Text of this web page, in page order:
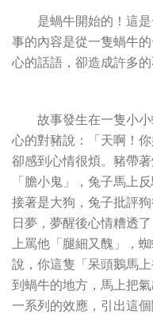
是蝸牛開始的！這是
事的內容是從一隻蝸牛
心的話語，卻造成許多的
故事發生在一隻小小
心的對豬說：「天啊！
卻感到心情很煩。豬帶
「膽小鬼」，兔子馬上
接著是大狗，兔子批評
日夢，夢醒後心情糟透
上罵他「腿細又醜」，
說，你這隻「呆頭鵝馬
到蝸牛的地方，馬上把
一系列的效應，引出這